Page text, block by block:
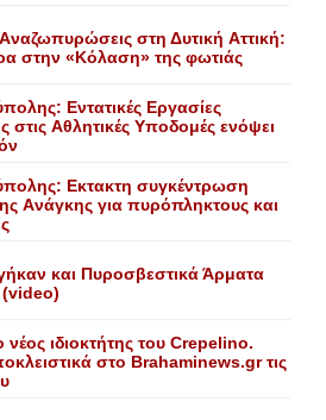
στη Δυτική Aττική:
στην «Kόλαση» της φωτιάς
Eντατικές Eργασίες
στις Aθλητικές Yποδομές ενόψει
Eκτακτη συγκέντρωση
Aνάγκης για πυρόπληκτους και
και Πυροσβεστικά Άρματα
(video)
νέος ιδιοκτήτης του Crepelino.
στο Brahaminews.gr τις